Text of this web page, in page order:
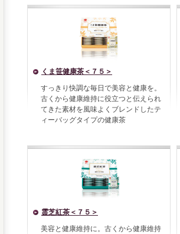
くま笹健康茶＜７５＞
すっきり快調な毎日で美容と健康を。
古くから健康維持に役立つと伝えられ
てきた素材を風味よくブレンドしたテ
ィーバッグタイプの健康茶
霊芝紅茶＜７５＞
美容と健康維持に。古くから健康維持